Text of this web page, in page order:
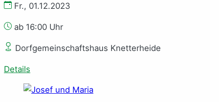
Fr., 01.12.2023
ab 16:00 Uhr
Dorfgemeinschaftshaus Knetterheide
Details